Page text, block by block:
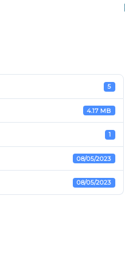
5
4.17 MB
1
08/05/2023
08/05/2023